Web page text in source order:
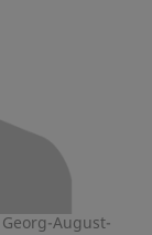
August-